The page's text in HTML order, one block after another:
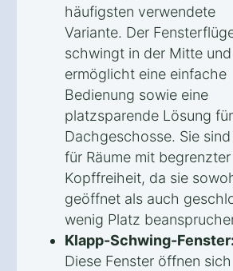
häufigsten verwendete
Variante. Der
schwingt in der Mitte und
ermöglicht eine einfache
Bedienung sowie eine
platzsparende Lösung für
Dachgeschosse. Sie
für Räume mit begrenzter
Kopffreiheit, da sie
geöffnet als auch
wenig Platz
Klapp-Schwing-Fenster:
Diese Fenster öffnen